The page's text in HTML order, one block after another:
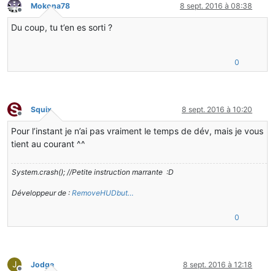
Hors-ligne
Mokona78 8 sept. 2016 à 08:38
Du coup, tu t’en es sorti ?
0
Hors-ligne
Squix 8 sept. 2016 à 10:20
Pour l’instant je n’ai pas vraiment le temps de dév, mais je vous
tient au courant ^^
System.crash(); //Petite instruction marrante :D
Développeur de : RemoveHUDbut…
0
J Jodge 8 sept. 2016 à 12:18